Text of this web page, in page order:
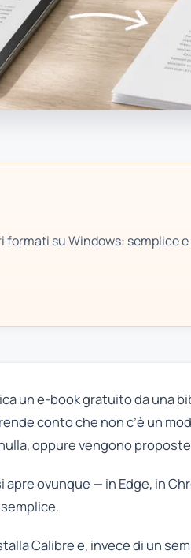
formati su Windows: semplice
un e-book gratuito da una
conto che non c’è un
oppure vengono
apre ovunque — in Edge, in
Calibre e, invece di un